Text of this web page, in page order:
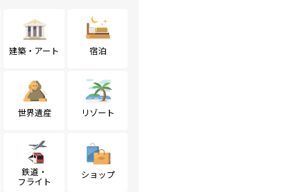
建築・アート 宿泊
世界遺産 リゾート
鉄道・
フライト
ショップ